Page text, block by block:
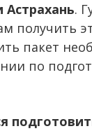
Астрахань.
получить
пакет
по